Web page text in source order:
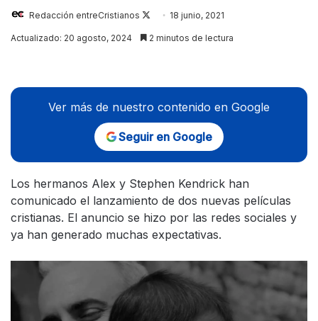
Redacción entreCristianos
Follow18 junio, 2021
Actualizado: 20 agosto, 2024 2 minutos de lectura
Ver más de nuestro contenido en Google
Seguir en Google
Los hermanos Alex y Stephen Kendrick han
comunicado el lanzamiento de dos nuevas películas
cristianas. El anuncio se hizo por las redes sociales y
ya han generado muchas expectativas.